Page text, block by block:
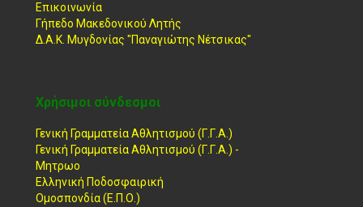
Επικοινωνία
Γήπεδο Μακεδονικού Λητής
Δ.Α.Κ. Μυγδονίας "Παναγιώτης Νέτσικας"
Χρήσιμοι σύνδεσμοι
Γενική Γραμματεία Αθλητισμού (Γ.Γ.Α.)
Γενική Γραμματεία Αθλητισμού (Γ.Γ.Α.) -
Μητρωο
Ελληνική Ποδοσφαιρική
Ομοσπονδία (Ε.Π.Ο.)